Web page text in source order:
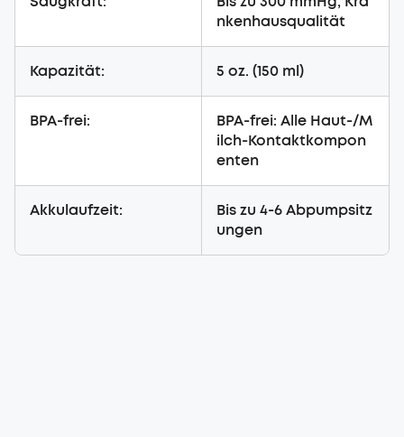
nkenhausqualität
Kapazität: 5 oz. (150 ml)
BPA-frei:
BPA-frei: Alle Haut-/M
ilch-Kontaktkompon
enten
Akkulaufzeit:
Bis zu 4-6 Abpumpsitz
ungen